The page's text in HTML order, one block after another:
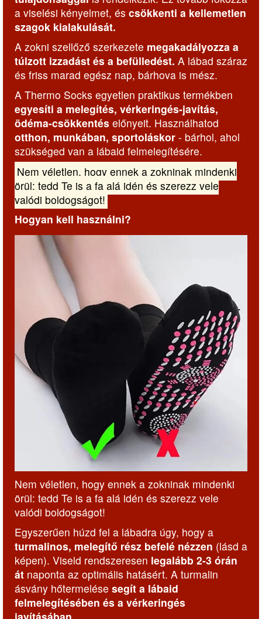
a viselési kényelmet, és csökkenti a kellemetlen
szagok kialakulását.
A zokni szellőző szerkezete megakadályozza a
túlzott izzadást és a befülledést. A lábad száraz
és friss marad egész nap, bárhova is mész.
A Thermo Socks egyetlen praktikus termékben
egyesíti a melegítés, vérkeringés-javítás,
ödéma-csökkentés előnyeit. Használhatod
otthon, munkában, sportoláskor - bárhol, ahol
szükséged van a lábaid felmelegítésére.
Nem véletlen, hogy ennek a zokninak mindenki
örül: tedd Te is a fa alá idén és szerezz vele
valódi boldogságot!
Hogyan kell használni?
Nem véletlen, hogy ennek a zokninak mindenki
örül: tedd Te is a fa alá idén és szerezz vele
valódi boldogságot!
Egyszerűen húzd fel a lábadra úgy, hogy a
turmalinos, melegítő rész befelé nézzen (lásd a
képen). Viseld rendszeresen legalább 2-3 órán
át naponta az optimális hatásért. A turmalin
ásvány hőtermelése segít a lábaid
felmelegítésében és a vérkeringés